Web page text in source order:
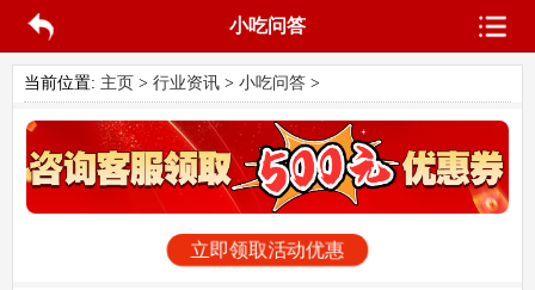
小吃问答
当前位置: 主页 > 行业资讯> 小吃问答>
立即领取活动优惠